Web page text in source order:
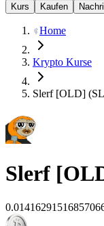
Kurs Kaufen
Home
Krypto Kurse
Slerf [OLD]
Slerf